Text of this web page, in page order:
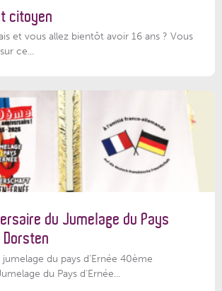
citoyen
et vous allez bientôt avoir 16 ans ? Vous
ce...
du Jumelage du Pays
Dorsten
jumelage du pays d'Ernée 40ème
du Pays d'Ernée...